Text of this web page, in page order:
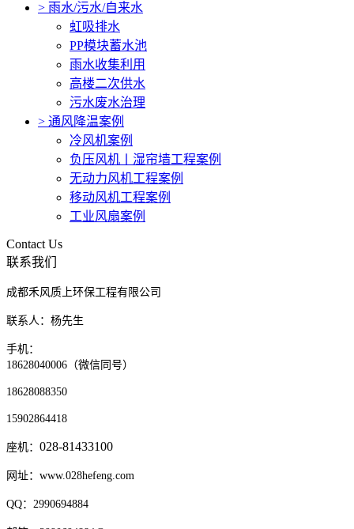
> 雨水/污水/自来水
虹吸排水
PP模块蓄水池
雨水收集利用
高楼二次供水
污水废水治理
> 通风降温案例
冷风机案例
负压风机〡湿帘墙工程案例
无动力风机工程案例
移动风机工程案例
工业风扇案例
Contact Us
联系我们
成都禾风质上环保工程有限公司
联系人：杨先生
手机：
18628040006（微信同号）
18628088350
15902864418
座机： 028-81433100
网址：www.028hefeng.com
QQ：2990694884